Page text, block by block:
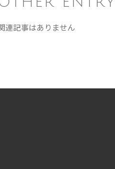
連記事はありません